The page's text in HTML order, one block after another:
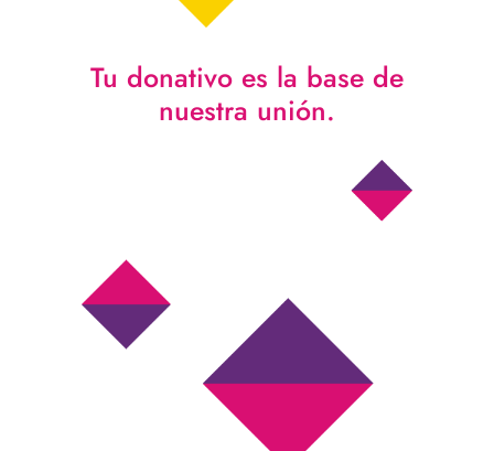
Tu donativo es la base de
nuestra unión.